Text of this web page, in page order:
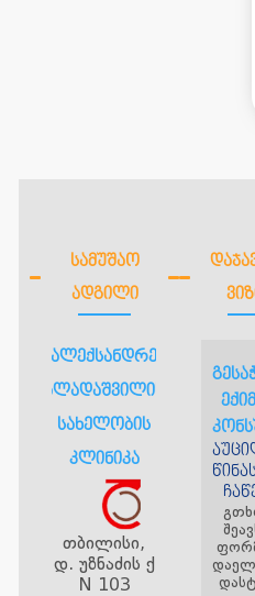
ᲡᲐᲛᲣᲨᲐᲝ
ᲐᲓᲒᲘᲚᲘ
ალექსანდრე
ალადაშვილის
სახელობის
კლინიკა
თბილისი,
დ. უზნაძის ქ
N 103